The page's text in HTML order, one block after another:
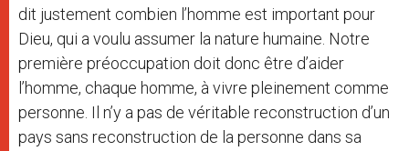
dit justement combien l’homme est important pour
Dieu, qui a voulu assumer la nature humaine. Notre
première préoccupation doit donc être d’aider
l’homme, chaque homme, à vivre pleinement comme
personne. Il n’y a pas de véritable reconstruction d’un
pays sans reconstruction de la personne dans sa